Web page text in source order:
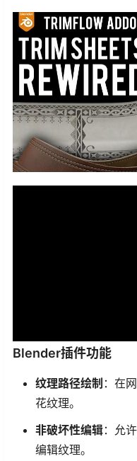
Blender插件功能
纹理路径绘制 ：在
花纹理。
非破坏性编辑：允
编辑纹理。